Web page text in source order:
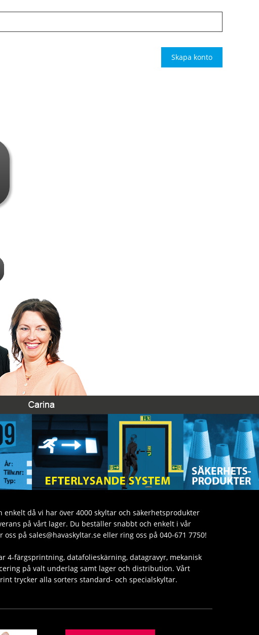
enkelt då vi har över 4000 skyltar och säkerhetsprodukter
på vårt lager. Du beställer snabbt och enkelt i vår
på sales@havaskyltar.se eller ring oss på 040-671 7750!
4-färgsprintning, datafolieskärning, datagravyr, mekanisk
på valt underlag samt lager och distribution. Vårt
trycker alla sorters standard- och specialskyltar.